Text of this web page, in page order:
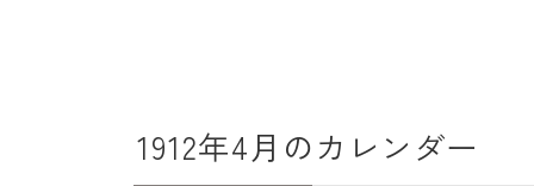
1912年4月のカレンダー